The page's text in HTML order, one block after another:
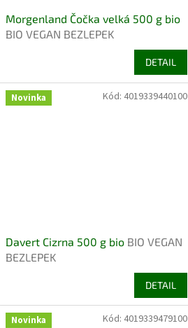
Morgenland Čočka velká 500 g bio
BIO VEGAN BEZLEPEK
DETAIL
Novinka
Davert Cizrna 500 g bio BIO VEGAN
BEZLEPEK
DETAIL
Kód: 4019339440100
Novinka Kód: 4019339479100